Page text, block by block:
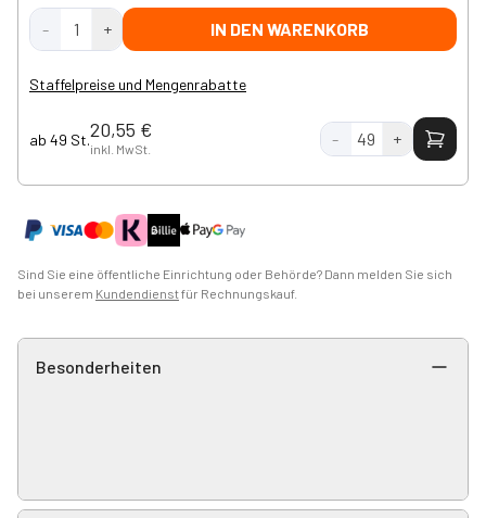
- 1 + IN DEN WARENKORB
Staffelpreise und Mengenrabatte
ab 49 St.20,55 €
inkl. MwSt. - 49 +
Sind Sie eine öffentliche Einrichtung oder Behörde? Dann melden Sie sich
bei unserem Kundendienstfür Rechnungskauf.
Besonderheiten